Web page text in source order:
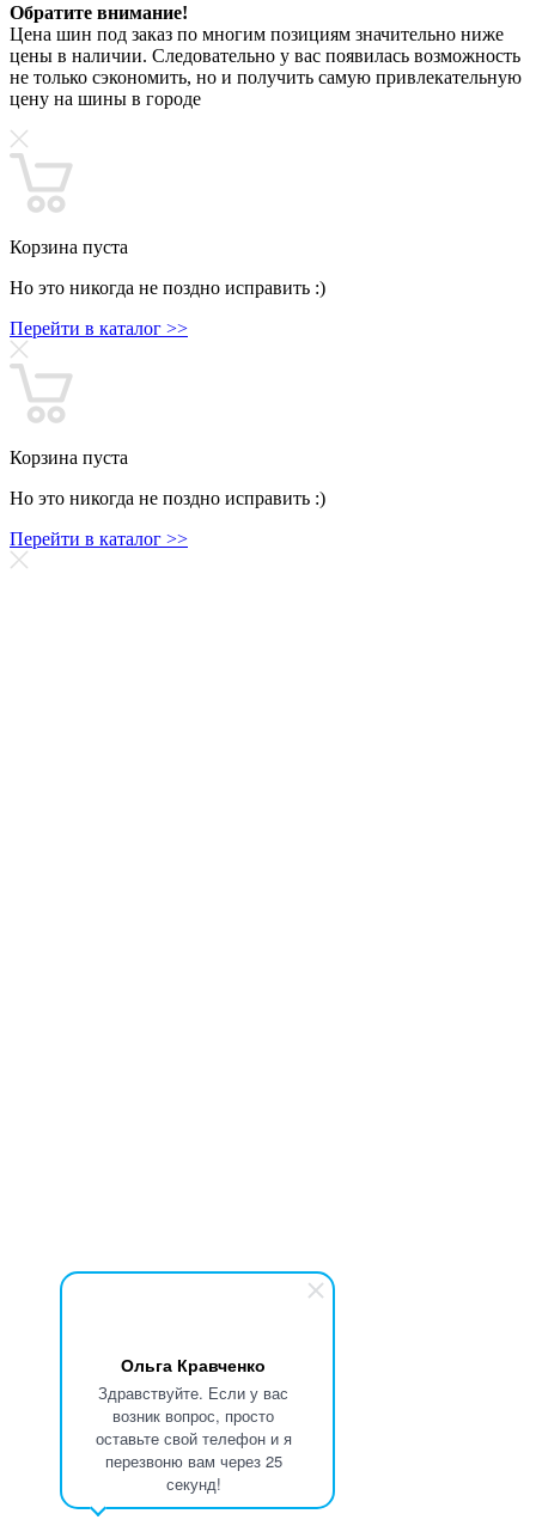
Ольга Кравченко
Здравствуйте. Если у вас
возник вопрос, просто
оставьте свой телефон и я
перезвоню вам через 25
секунд!
Обратите внимание!
Цена шин под заказ по многим позициям значительно ниже
цены в наличии. Следовательно у вас появилась возможность
не только сэкономить, но и получить самую привлекательную
цену на шины в городе
Корзина пуста
Но это никогда не поздно исправить :)
Перейти в каталог >>
Корзина пуста
Но это никогда не поздно исправить :)
Перейти в каталог >>